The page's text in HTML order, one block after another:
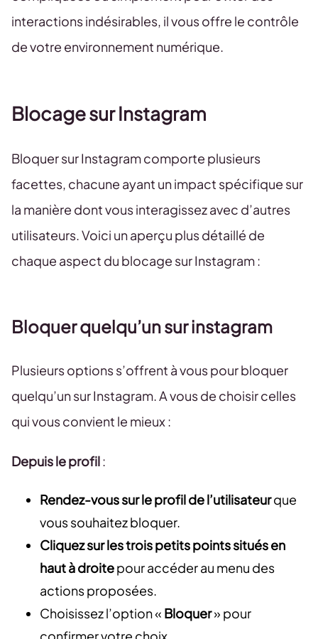
interactions indésirables, il vous offre le contrôle
de votre environnement numérique.
Blocage sur Instagram
Bloquer sur Instagram comporte plusieurs
facettes, chacune ayant un impact spécifique sur
la manière dont vous interagissez avec d’autres
utilisateurs. Voici un aperçu plus détaillé de
chaque aspect du blocage sur Instagram :
Bloquer quelqu’un sur instagram
Plusieurs options s’offrent à vous pour bloquer
quelqu’un sur Instagram. A vous de choisir celles
qui vous convient le mieux :
Depuis le profil:
Rendez-vous sur le profil de l’utilisateurque
vous souhaitez bloquer.
Cliquez sur les trois petits points situés en
haut à droitepour accéder au menu des
actions proposées.
Choisissez l’option « Bloquer» pour